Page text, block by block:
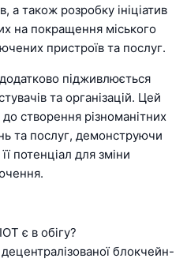
а також розробку ініціатив
на покращення міського
пристроїв та послуг.
підживлюється
та організацій. Цей
створення різноманітних
та послуг, демонструючи
потенціал для зміни
є в обігу?
блокчейн-